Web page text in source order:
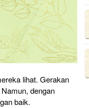
lihat. Gerakan
dengan
baik.